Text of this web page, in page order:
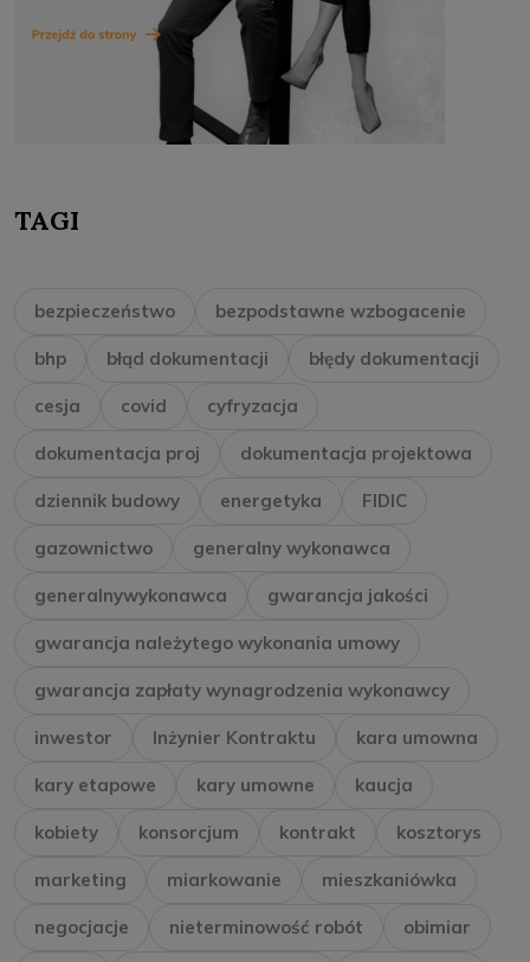
TAGI
bezpieczeństwo bezpodstawne wzbogacenie
bhp błąd dokumentacji błędy dokumentacji
cesja covid cyfryzacja
dokumentacja proj dokumentacja projektowa
dziennik budowy energetyka FIDIC
gazownictwo generalny wykonawca
generalnywykonawca gwarancja jakości
gwarancja należytego wykonania umowy
gwarancja zapłaty wynagrodzenia wykonawcy
inwestor Inżynier Kontraktu kara umowna
kary etapowe kary umowne kaucja
kobiety konsorcjum kontrakt kosztorys
marketing miarkowanie mieszkaniówka
negocjacje nieterminowość robót obimiar